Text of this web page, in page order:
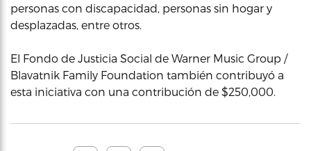
personas con discapacidad, personas sin hogar y
desplazadas, entre otros.
El Fondo de Justicia Social de Warner Music Group /
Blavatnik Family Foundation también contribuyó a
esta iniciativa con una contribución de $250,000.